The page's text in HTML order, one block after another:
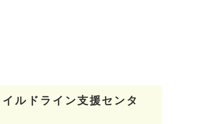
ルドライン支援センタ